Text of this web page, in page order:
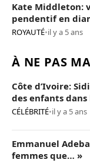
Kate Middleton:
pendentif en
ROYAUTÉ•il y a 5 ans
À NE PAS
Côte d’Ivoire:
des enfants
CÉLÉBRITÉ•il y a 5 ans
Emmanuel
femmes que… »